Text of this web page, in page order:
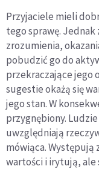
Przyjaciele mieli
tego sprawę. Jednak
zrozumienia,
pobudzić go do
przekraczające jego
sugestie okażą się
jego stan. W
przygnębiony.
uwzględniają
mówiąca.
wartości i irytują, ale